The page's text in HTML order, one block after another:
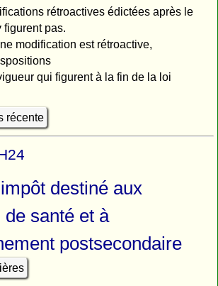
rétroactives édictées après le
figurent pas.
modification est rétroactive,
qui figurent à la fin de la loi
récente
destiné aux
santé et à
postsecondaire